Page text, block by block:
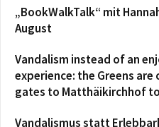
„BookWalkTalk“ mit
August
Vandalism instead of an
experience: the Greens
gates to Matthäikirchhof
Vandalismus statt